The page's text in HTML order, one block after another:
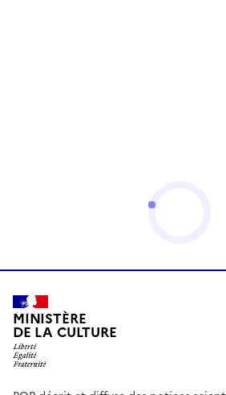
MINISTÈRE
DE LA CULTURE